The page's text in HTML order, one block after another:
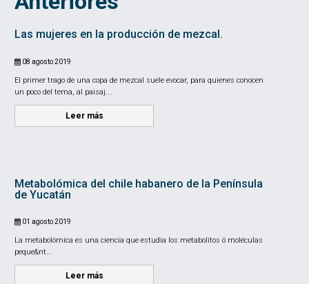
Las mujeres en la producción de mezcal.
08 agosto 2019
El primer trago de una copa de mezcal suele evocar, para quienes conocen
un poco del tema, al paisaj...
Leer más
Metabolómica del chile habanero de la Península
de Yucatán
01 agosto 2019
La metabolómica es una ciencia que estudia los metabolitos ó moléculas
peque&nt...
Leer más